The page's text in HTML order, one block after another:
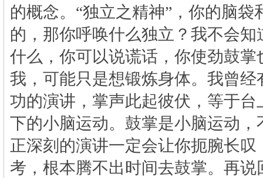
的概念。“独立之精神”，你的脑袋
的，那你呼唤什么独立？我不会
什么，你可以说谎话，你使劲鼓掌
我，可能只是想锻炼身体。我曾经
功的演讲，掌声此起彼伏，等于台
下的小脑运动。鼓掌是小脑运动，
正深刻的演讲一定会让你扼腕长叹
考，根本腾不出时间去鼓掌。再说